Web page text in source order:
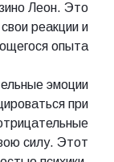
Леон. Это
реакции и
опыта.
эмоции
при
силу. Этот